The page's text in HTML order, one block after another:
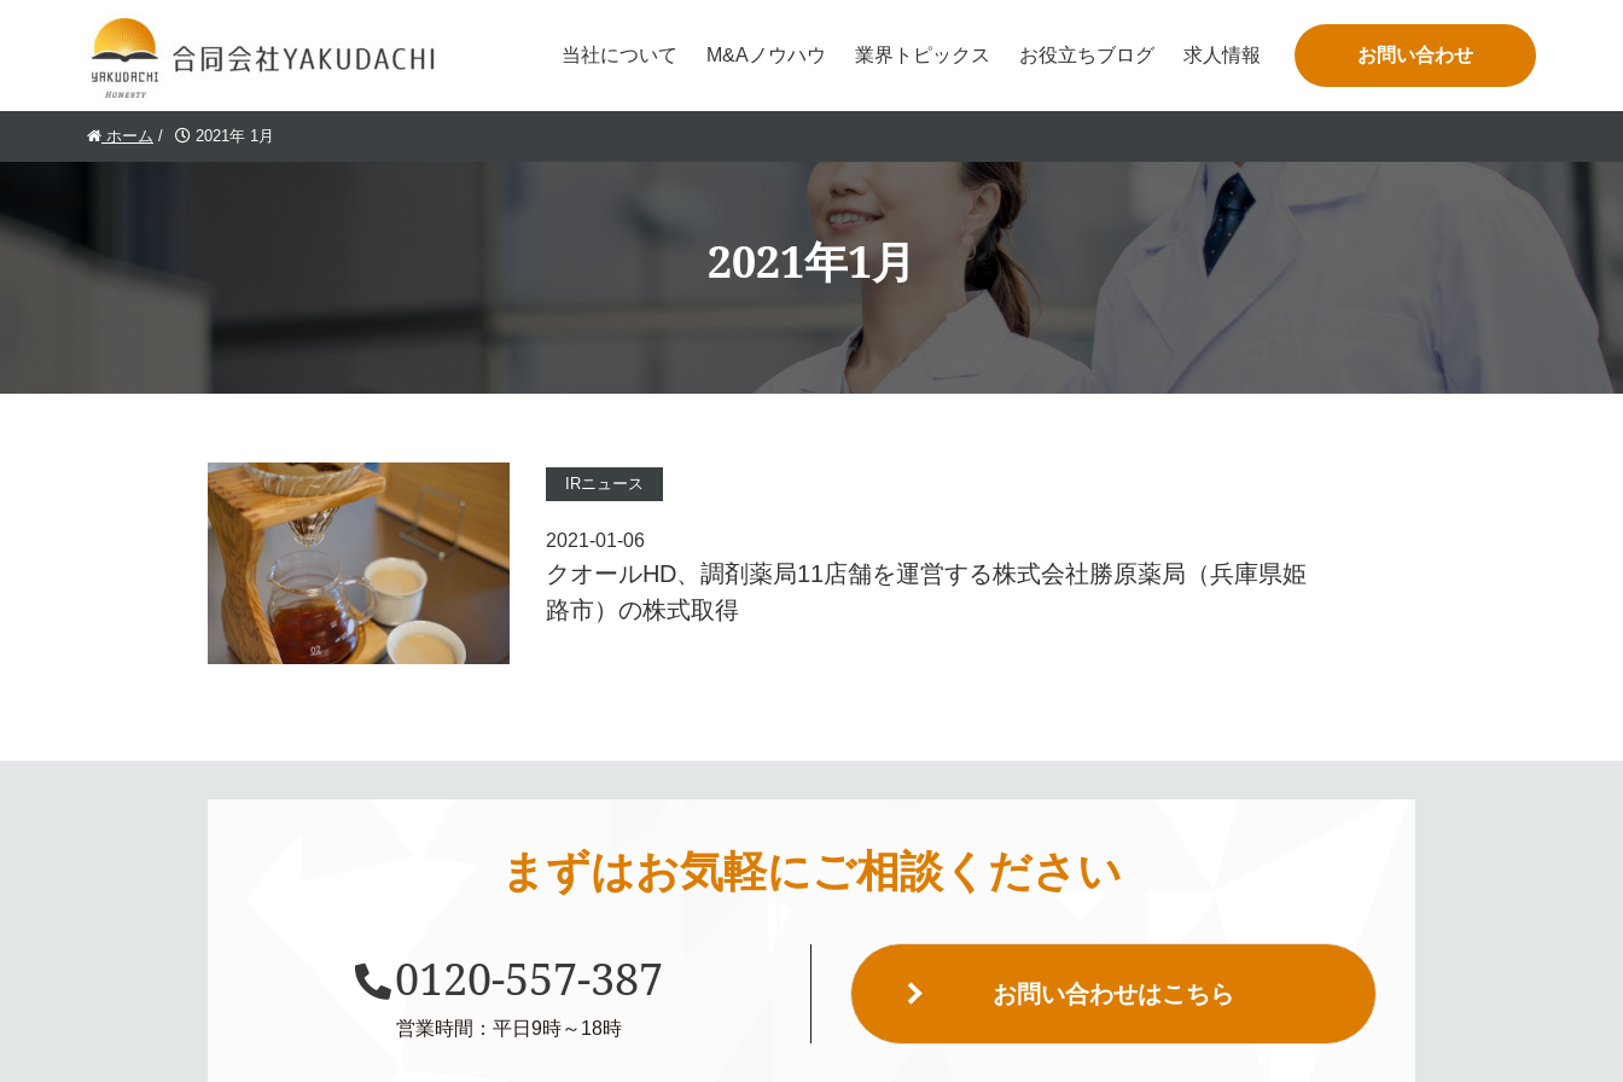
当社について M&Aノウハウ 業界トピックス お役立ちブログ 求人情報 お問い合わせ
ホーム / 2021年 1月
2021年1月
IRニュース
2021-01-06
クオールHD、調剤薬局11店舗を運営する株式会社勝原薬局（兵庫県姫
路市）の株式取得
まずはお気軽にご相談ください
0120-557-387
営業時間：平日9時～18時
お問い合わせはこちら